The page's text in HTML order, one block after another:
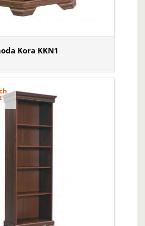
Kora KKN1